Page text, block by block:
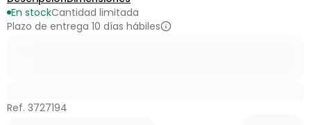
En stockCantidad limitada
Plazo de entrega 10 días hábiles
Ref. 3727194